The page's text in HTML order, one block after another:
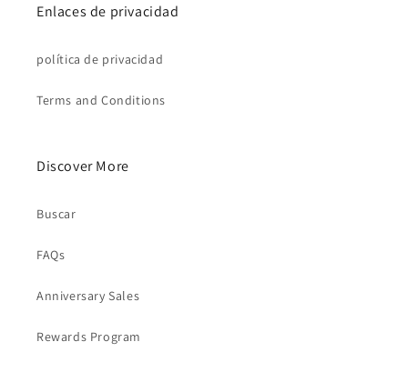
Enlaces de privacidad
política de privacidad
Terms and Conditions
Discover More
Buscar
FAQs
Anniversary Sales
Rewards Program